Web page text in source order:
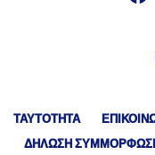
ΤΑΥΤΟΤΗΤΑ
ΔΉΛΩΣΗ